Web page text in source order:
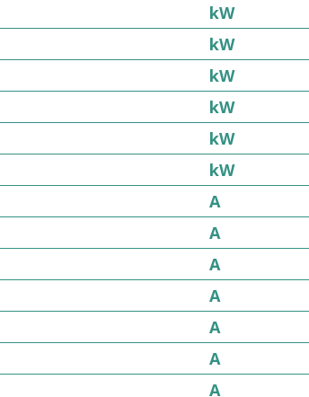
kW
kW
kW
kW
kW
kW
A
A
A
A
A
A
A